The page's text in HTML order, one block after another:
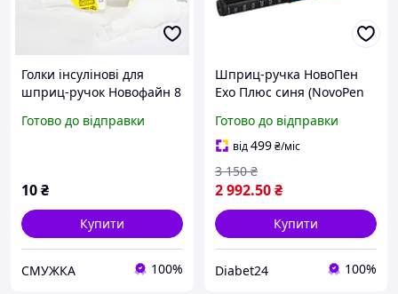
Голки інсулінові для
шприц-ручок Новофайн 8
Поштучно
Готово до відправки
10₴
Купити
СМУЖКА 100%
Шприц-ручка НовоПен
Ехо Плюс синя (NovoPen
пам'яті та NFC
Готово до відправки
від499₴/міс
2 992.50₴
3 150 ₴
Купити
Diabet24 100%